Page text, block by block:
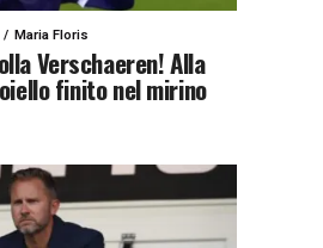
Maria Floris
Verschaeren! Alla
finito nel mirino